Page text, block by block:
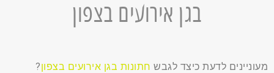
בגן אירועים בצפון
מעוניינים לדעת כיצד לגבש חתונות בגן אירועים בצפון?